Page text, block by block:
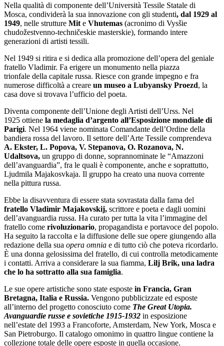
Nella qualità di componente dell’Università Tessile Statale di
Mosca, condividerà la sua innovazione con gli studenti, dal 1929 al
1949, nelle strutture Mit e Vhutemas (acronimo di Vysšie
chudožestvenno-techničeskie masterskie), formando intere
generazioni di artisti tessili.
Nel 1949 si ritira e si dedica alla promozione dell’opera del geniale
fratello Vladimir. Fa erigere un monumento nella piazza
trionfale della capitale russa. Riesce con grande impegno e fra
numerose difficoltà a creare un museo a Lubyansky Proezd, la
casa dove si trovava l’ufficio del poeta.
Diventa componente dell’Unione degli Artisti dell’Urss. Nel
1925 ottiene la medaglia d’argento all’Esposizione mondiale di
Parigi. Nel 1964 viene nominata Comandante dell’Ordine della
bandiera rossa del lavoro. Il settore dell’Arte Tessile comprendeva
A. Ekster, L. Popova, V. Stepanova, O. Rozanova, N.
Udaltsova, un gruppo di donne, soprannominate le “Amazzoni
dell’avanguardia”, fra le quali è componente, anche e soprattutto,
Ljudmila Majakosvkaja. Il gruppo ha creato una nuova corrente
nella pittura russa.
Ebbe la disavventura di essere stata sovrastata dalla fama del
fratello Vladimir Majakovskij, scrittore e poeta e dagli uomini
dell’avanguardia russa. Ha curato per tutta la vita l’immagine del
fratello come rivoluzionario, propagandista e portavoce del popolo.
Ha seguito la raccolta e la diffusione delle sue opere giungendo alla
redazione della sua opera omnia e di tutto ciò che poteva ricordarlo.
È una donna gelosissima del fratello, di cui controlla metodicamente
i contatti. Arriva a considerare la sua fiamma, Lilj Brik, una ladra
che lo ha sottratto alla sua famiglia.
Le sue opere artistiche sono state esposte in Francia, Gran
Bretagna, Italia e Russia. Vengono pubblicizzate ed esposte
all’interno del progetto conosciuto come The Great Utopia.
Avanguardie russe e sovietiche 1915-1932 in esposizione
nell’estate del 1993 a Francoforte, Amsterdam, New York, Mosca e
San Pietroburgo. Il catalogo omonimo in quattro lingue contiene la
collezione totale delle opere esposte in quella occasione.